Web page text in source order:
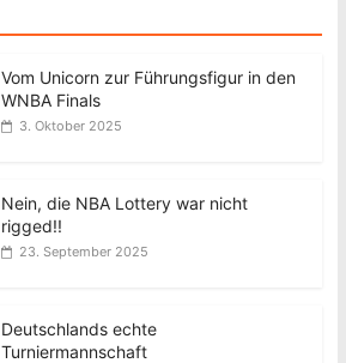
Vom Unicorn zur Führungsfigur in den
WNBA Finals
3. Oktober 2025
Nein, die NBA Lottery war nicht
rigged!!
23. September 2025
Deutschlands echte
Turniermannschaft